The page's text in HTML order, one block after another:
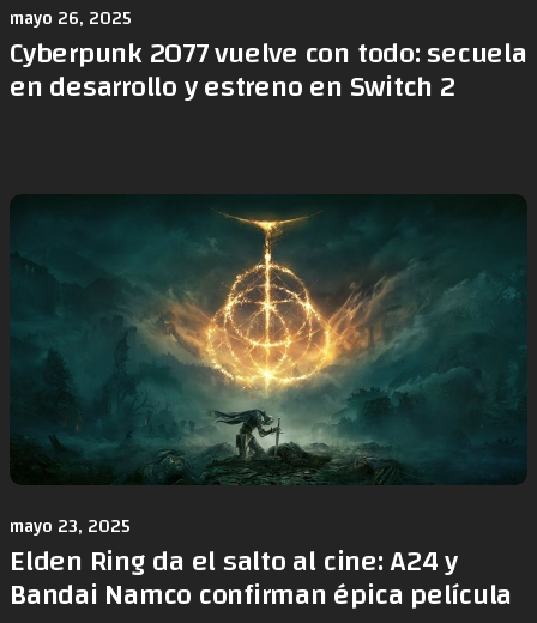
mayo 26, 2025
Cyberpunk 2077 vuelve con todo: secuela
en desarrollo y estreno en Switch 2
mayo 23, 2025
Elden Ring da el salto al cine: A24 y
Bandai Namco confirman épica película